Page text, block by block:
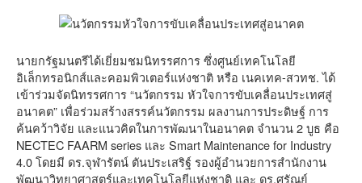
นายกรัฐมนตรีได้เยี่ยมชมนิทรรศการ ซึ่งศูนย์เทคโนโลยี
อิเล็กทรอนิกส์และคอมพิวเตอร์แห่งชาติ หรือ เนคเทค-สวทช. ได้
เข้าร่วมจัดนิทรรศการ “นวัตกรรม หัวใจการขับเคลื่อนประเทศสู่
อนาคต” เพื่อร่วมสร้างสรรค์นวัตกรรม ผลงานการประดิษฐ์ การ
ค้นคว้าวิจัย และแนวคิดในการพัฒนาในอนาคต จำนวน 2 บูธ คือ
NECTEC FAARM series และ Smart Maintenance for Industry
4.0 โดยมี ดร.จุฬารัตน์ ตันประเสริฐ์ รองผู้อำนวยการสำนักงาน
พัฒนาวิทยาศาสตร์และเทคโนโลยีแห่งชาติ และ ดร.ศรัณย์